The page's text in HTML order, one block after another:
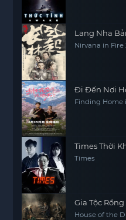
Lang Nha
Nirvana in Fire
Đi Đến Nơi
Finding Home
Times Thời
Times
Gia Tộc Rồng
House of the